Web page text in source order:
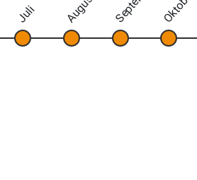
Juli August